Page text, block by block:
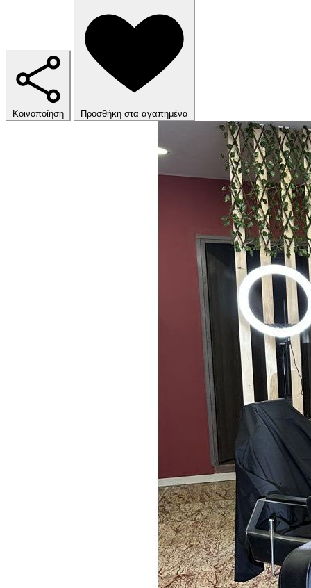
Κοινοποίηση Προσθήκη στα αγαπημένα